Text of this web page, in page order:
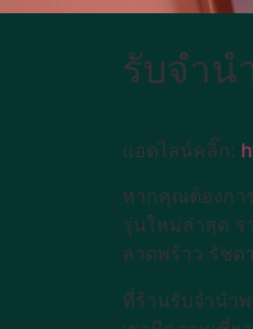
รับจำน
แอดไลน์คลิ๊ก:
หากคุณต้องกา
รุ่นใหม่ล่าสุด ร
ลาดพร้าว รัชด
ที่ร้านรับจำนำ